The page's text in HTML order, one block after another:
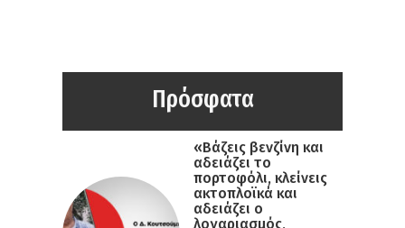
Πρόσφατα
«Βάζεις βενζίνη και
αδειάζει το
πορτοφόλι, κλείνεις
ακτοπλοϊκά και
αδειάζει ο
λογαριασμός,